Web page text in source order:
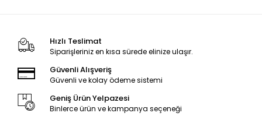
Hızlı Teslimat
Siparişleriniz en kısa sürede elinize ulaşır.
Güvenli Alışveriş
Güvenli ve kolay ödeme sistemi
Geniş Ürün Yelpazesi
Binlerce ürün ve kampanya seçeneği